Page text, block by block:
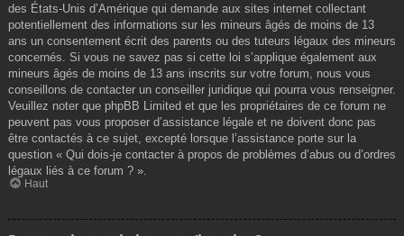
des États-Unis d’Amérique qui demande aux sites internet collectant
potentiellement des informations sur les mineurs âgés de moins de 13
ans un consentement écrit des parents ou des tuteurs légaux des mineurs
concernés. Si vous ne savez pas si cette loi s’applique également aux
mineurs âgés de moins de 13 ans inscrits sur votre forum, nous vous
conseillons de contacter un conseiller juridique qui pourra vous renseigner.
Veuillez noter que phpBB Limited et que les propriétaires de ce forum ne
peuvent pas vous proposer d’assistance légale et ne doivent donc pas
être contactés à ce sujet, excepté lorsque l’assistance porte sur la
question « Qui dois-je contacter à propos de problèmes d’abus ou d’ordres
légaux liés à ce forum ? ».
Haut